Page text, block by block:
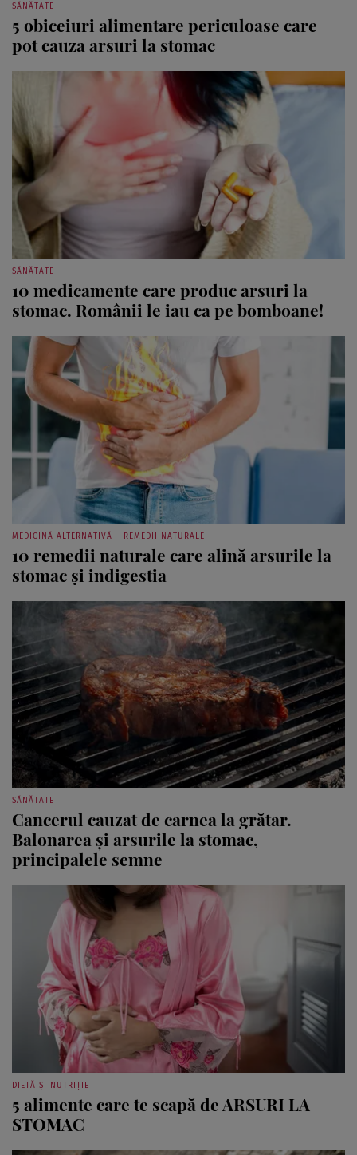
SĂNĂTATE
5 obiceiuri alimentare periculoase care
pot cauza arsuri la stomac
SĂNĂTATE
10 medicamente care produc arsuri la
stomac. Românii le iau ca pe bomboane!
MEDICINĂ ALTERNATIVĂ – REMEDII NATURALE
10 remedii naturale care alină arsurile la
stomac și indigestia
SĂNĂTATE
Cancerul cauzat de carnea la grătar.
Balonarea și arsurile la stomac,
principalele semne
DIETĂ ȘI NUTRIȚIE
5 alimente care te scapă de ARSURI LA
STOMAC